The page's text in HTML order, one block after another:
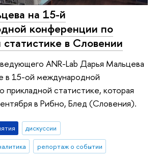
на 15-й
конференции по
в Словении
ANR-Lab Дарья Мальцева
в 15-ой международной
прикладной статистике, которая
в Рибно, Блед (Словения).
дискуссии
репортаж о событии